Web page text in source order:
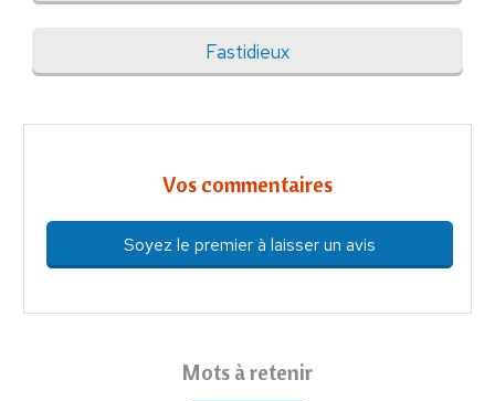
Fastidieux
Vos commentaires
Soyez le premier à laisser un avis
Mots à retenir